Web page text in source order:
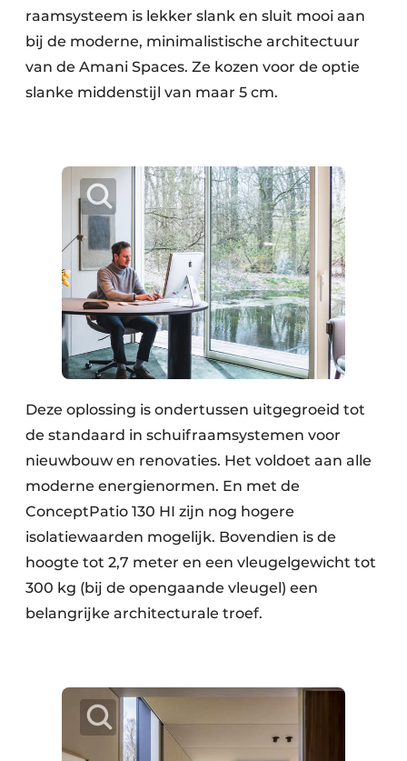
raamsysteem is lekker slank en sluit mooi aan
bij de moderne, minimalistische architectuur
van de Amani Spaces. Ze kozen voor de optie
slanke middenstijl van maar 5 cm.
Deze oplossing is ondertussen uitgegroeid tot
de standaard in schuifraamsystemen voor
nieuwbouw en renovaties. Het voldoet aan alle
moderne energienormen. En met de
ConceptPatio 130 HI zijn nog hogere
isolatiewaarden mogelijk. Bovendien is de
hoogte tot 2,7 meter en een vleugelgewicht tot
300 kg (bij de opengaande vleugel) een
belangrijke architecturale troef.